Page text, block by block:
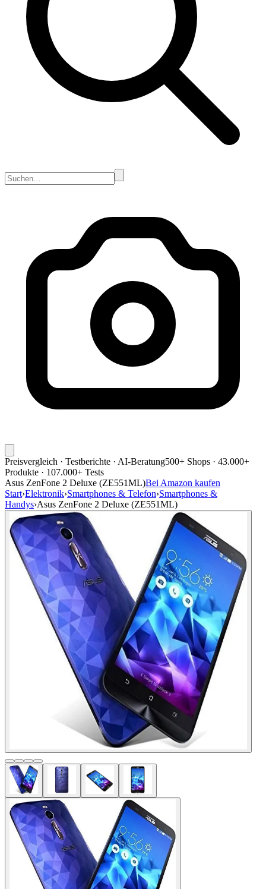
Preisvergleich · Testberichte · AI-Beratung500+ Shops · 43.000+
Produkte · 107.000+ Tests
Asus ZenFone 2 Deluxe (ZE551ML)Bei Amazon kaufen
Start›Elektronik›Smartphones & Telefon›Smartphones &
Handys›Asus ZenFone 2 Deluxe (ZE551ML)